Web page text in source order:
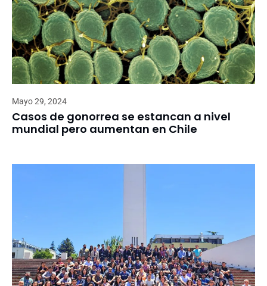
Mayo 29, 2024
Casos de gonorrea se estancan a nivel
mundial pero aumentan en Chile